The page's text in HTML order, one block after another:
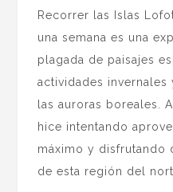
Recorrer las Islas
una semana es una
plagada de paisajes
actividades
las auroras boreales.
hice intentando
máximo y disfrutando
de esta región del